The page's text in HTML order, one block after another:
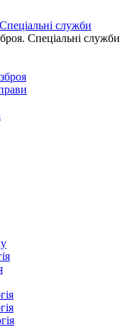
служби
Спеціальні служби